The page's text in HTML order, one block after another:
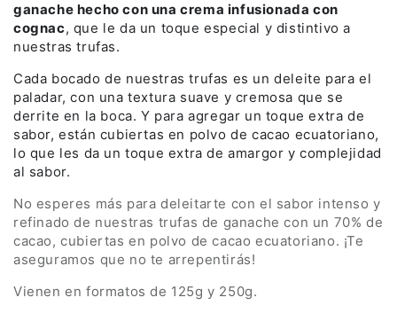
ganache hecho con una crema infusionada con
cognac, que le da un toque especial y distintivo a
nuestras trufas.
Cada bocado de nuestras trufas es un deleite para el
paladar, con una textura suave y cremosa que se
derrite en la boca. Y para agregar un toque extra de
sabor, están cubiertas en polvo de cacao ecuatoriano,
lo que les da un toque extra de amargor y complejidad
al sabor.
No esperes más para deleitarte con el sabor intenso y
refinado de nuestras trufas de ganache con un 70% de
cacao, cubiertas en polvo de cacao ecuatoriano. ¡Te
aseguramos que no te arrepentirás!
Vienen en formatos de 125g y 250g.